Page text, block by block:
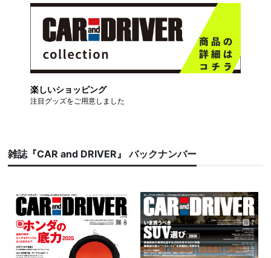
楽しいショッピング
注目グッズをご用意しました
雑誌『CAR and DRIVER』 バックナンバー